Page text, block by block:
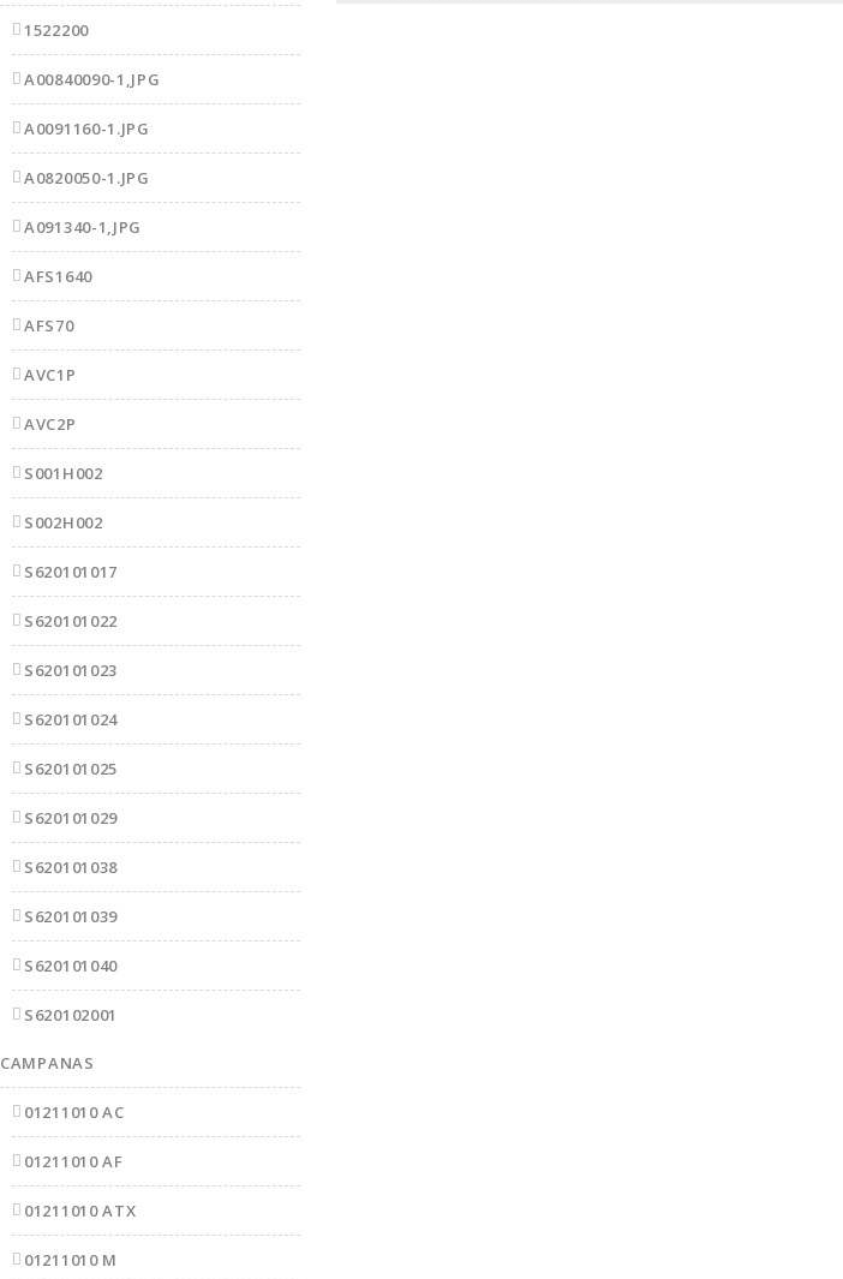
1522200
A00840090-1,JPG
A0091160-1.JPG
A0820050-1.JPG
A091340-1,JPG
AFS1640
AFS70
AVC1P
AVC2P
S001H002
S002H002
S620101017
S620101022
S620101023
S620101024
S620101025
S620101029
S620101038
S620101039
S620101040
S620102001
CAMPANAS
01211010 AC
01211010 AF
01211010 ATX
01211010 M